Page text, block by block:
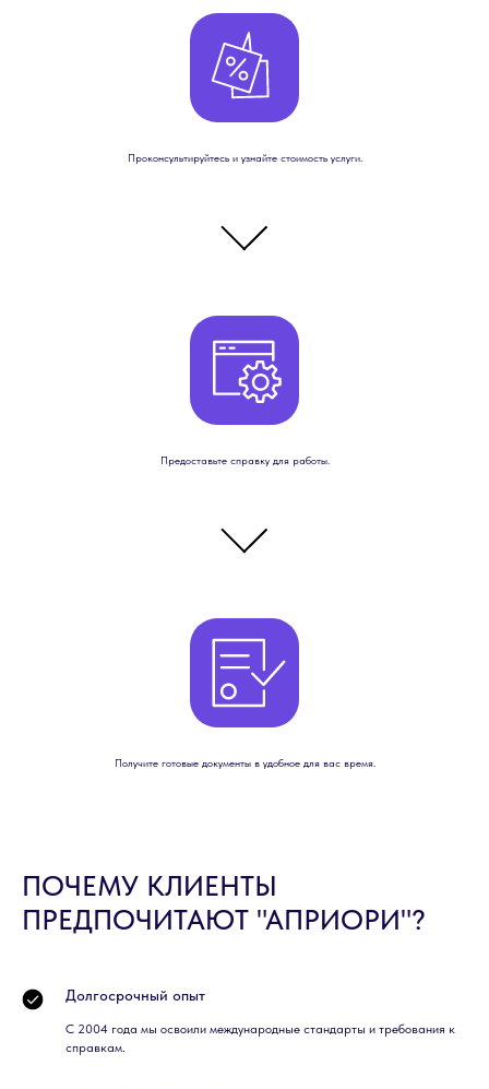
Проконсультируйтесь и узнайте стоимость услуги.
Предоставьте справку для работы.
Получите готовые документы в удобное для вас время.
ПОЧЕМУ КЛИЕНТЫ
ПРЕДПОЧИТАЮТ "АПРИОРИ"?
Долгосрочный опыт
С 2004 года мы освоили международные стандарты и требования к
справкам.